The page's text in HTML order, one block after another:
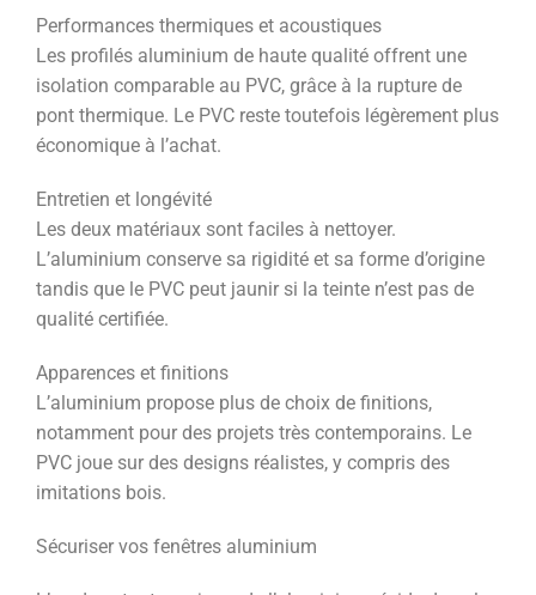
Performances thermiques et acoustiques
Les profilés aluminium de haute qualité offrent une
isolation comparable au PVC, grâce à la rupture de
pont thermique. Le PVC reste toutefois légèrement plus
économique à l’achat.
Entretien et longévité
Les deux matériaux sont faciles à nettoyer.
L’aluminium conserve sa rigidité et sa forme d’origine
tandis que le PVC peut jaunir si la teinte n’est pas de
qualité certifiée.
Apparences et finitions
L’aluminium propose plus de choix de finitions,
notamment pour des projets très contemporains. Le
PVC joue sur des designs réalistes, y compris des
imitations bois.
Sécuriser vos fenêtres aluminium